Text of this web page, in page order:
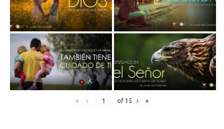
« ‹ of 15 › »